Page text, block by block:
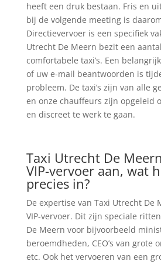
heeft een druk bestaan. Fris en
bij de volgende meeting is
Directievervoer is een specifiek
Utrecht De Meern bezit een
comfortabele taxi’s. Een
of uw e-mail beantwoorden is
probleem. De taxi’s zijn van alle
en onze chauffeurs zijn opgeleid
en discreet te werk te gaan.
Taxi Utrecht De
VIP-vervoer aan, wat
precies in?
De expertise van Taxi Utrecht De
VIP-vervoer. Dit zijn speciale
De Meern voor bijvoorbeeld
beroemdheden, CEO’s van grote
etc. Ook het vervoeren van een